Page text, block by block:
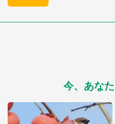
今、あな